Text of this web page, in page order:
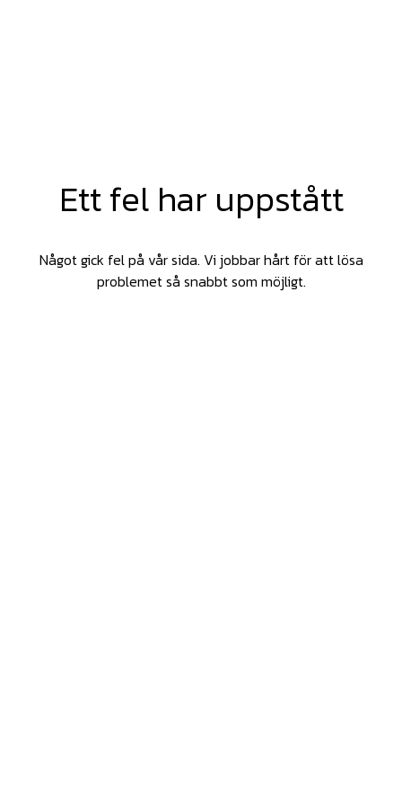
Ett fel har uppstått
Något gick fel på vår sida. Vi jobbar hårt för att lösa
problemet så snabbt som möjligt.